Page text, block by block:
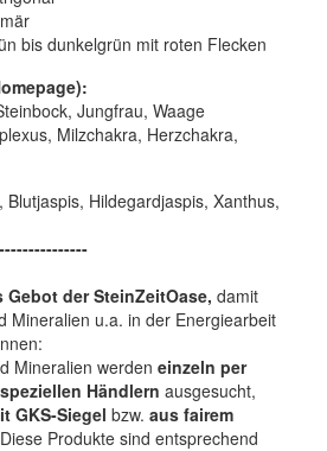
bis dunkelgrün mit roten Flecken
Jungfrau, Waage
Milzchakra, Herzchakra,
Blutjaspis, Hildegardjaspis, Xanthus,
der SteinZeitOase, damit
Mineralien u.a. in der Energiearbeit
Mineralien werden einzeln per
Händlern ausgesucht,
GKS-Siegel bzw. aus fairem
Produkte sind entsprechend